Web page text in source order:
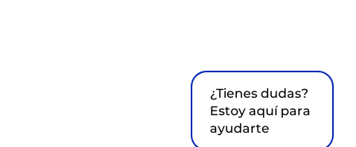
¿Tienes dudas?
Estoy aquí para
ayudarte